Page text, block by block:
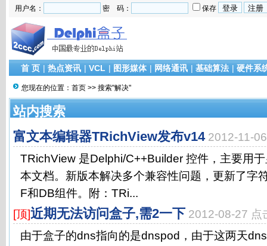
用户名： 密 码： 保存
首 页 | 热点资讯 | VCL | 图形媒体 | 网络通讯 | 基础算法 | 硬件系
您现在的位置： 首页 >> 搜索"解决"
站内搜索
富文本编辑器TRichView发布v14 2012-11-
TRichView 是Delphi/C++Builder 控件，主要用
本文档。新版本解决多个兼容性问题，更新了字
F和DB组件。附：TRi...
[顶]近期无法访问盒子,需2一下 2012-08-27 点
由于盒子的dns指向的是dnspod，由于这两天